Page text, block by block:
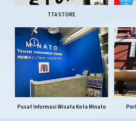
TTA STORE
Pusat Informasi Wisata Kota Minato